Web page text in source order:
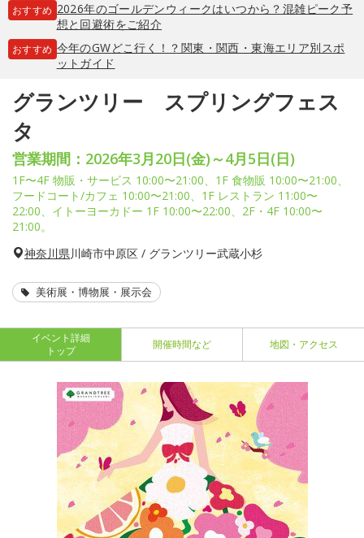
おすすめ 2026年のゴールデンウィークはいつから？混雑ピーク予
想と回避術をご紹介
おすすめ 今年のGWどこ行く！？関東・関西・東海エリア別スポ
ットガイド
グランツリー スプリングフェス
タ
営業期間：2026年3月20日(金)～4月5日(日)
1F〜4F 物販・サービス 10:00〜21:00、1F 食物販 10:00〜21:00、
フードコート/カフェ 10:00〜21:00、1F レストラン 11:00〜
22:00、イトーヨーカドー 1F 10:00〜22:00、2F・4F 10:00〜
21:00。
神奈川県川崎市中原区 / グランツリー武蔵小杉
美術展・博物展・展示会
イベント詳細
トップ
開催時間など 地図・アクセス